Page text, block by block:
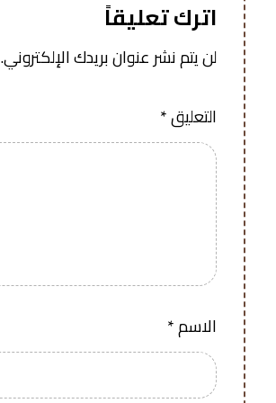
اترك تعليقاً
لن يتم نشر عنوان بريدك الإلكتروني.
التعليق*
الاسم*